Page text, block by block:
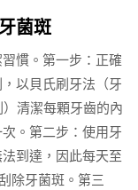
菌斑
慣。第一步：正確
以貝氏刷牙法（牙
清潔每顆牙齒的內
。第二步：使用牙
到達，因此每天至
除牙菌斑。第三